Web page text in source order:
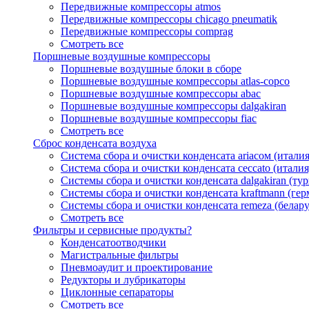
Передвижные компрессоры atmos
Передвижные компрессоры chicago pneumatik
Передвижные компрессоры comprag
Смотреть все
Поршневые воздушные компрессоры
Поршневые воздушные блоки в сборе
Поршневые воздушные компрессоры atlas-copco
Поршневые воздушные компрессоры abac
Поршневые воздушные компрессоры dalgakiran
Поршневые воздушные компрессоры fiac
Смотреть все
Сброс конденсата воздуха
Система сбора и очистки конденсата ariacом
Система сбора и очистки конденсата ceccato
Системы сбора и очистки конденсата dalgakiran
Системы сбора и очистки конденсата kraftmann
Системы сбора и очистки конденсата remeza
Смотреть все
Фильтры и сервисные продукты?
Конденсатоотводчики
Магистральные фильтры
Пневмоаудит и проектирование
Редукторы и лубрикаторы
Циклонные сепараторы
Смотреть все